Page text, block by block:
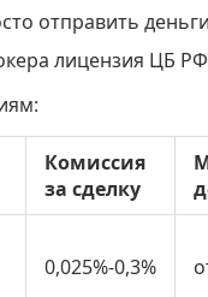
отправить
лицензия ЦБ
Комиссия
за сделку
0,025%-0,3%